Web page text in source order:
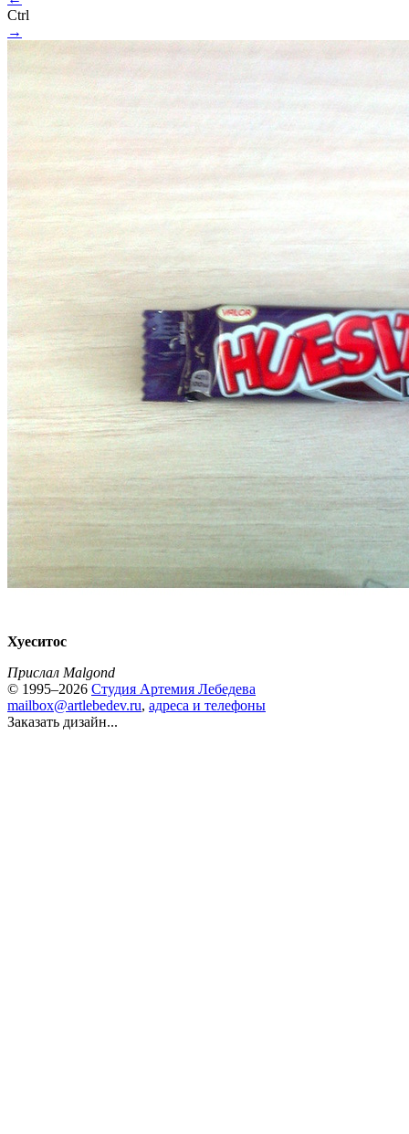
Ctrl
→
Хуеситос
Прислал Malgond
© 1995–2026 Студия Артемия Лебедева
mailbox@artlebedev.ru, адреса и телефоны
Заказать дизайн...